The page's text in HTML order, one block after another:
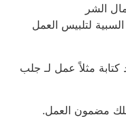
الشر
لتلبيس العمل
كتابة مثلاً عمل لـ جلب
مضمون العمل.